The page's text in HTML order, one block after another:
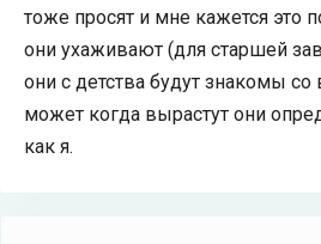
тоже просят и мне кажется это
они ухаживают (для старшей
они с детства будут знакомы
может когда вырастут они
как я.